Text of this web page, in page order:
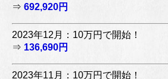
⇒ 692,920円
2023年12月：10万円で開始！
⇒ 136,690円
2023年11月：10万円で開始！